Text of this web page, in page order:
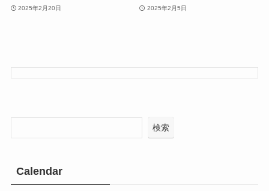
2025年2月20日 2025年2月5日
検索
Calendar